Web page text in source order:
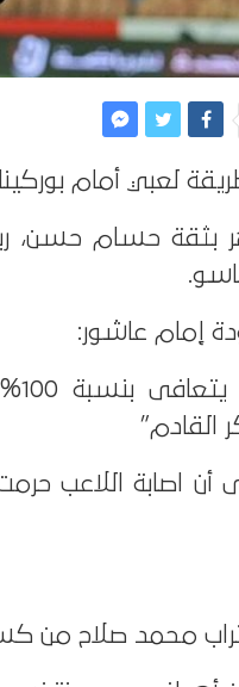
بثقة حسام حسن،
القادم”
أن اصابة اللاعب